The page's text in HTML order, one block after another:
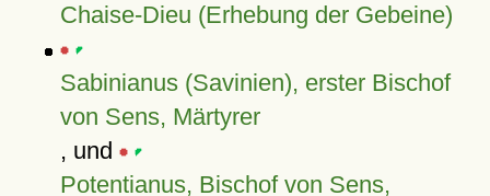
Chaise-Dieu (Erhebung der Gebeine)
Sabinianus (Savinien), erster Bischof
von Sens, Märtyrer
, und
Potentianus, Bischof von Sens,